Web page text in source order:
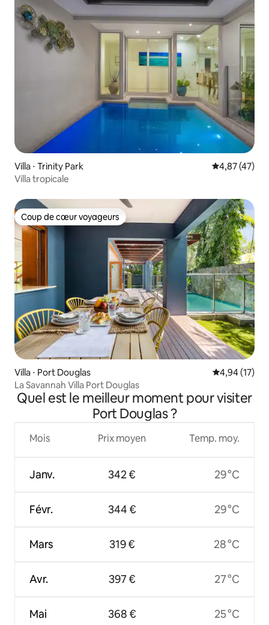
Villa ⋅ Trinity Park Évaluation
4,87 (47)
Villa tropicale
Coup de cœur voyageurs
Coup de cœur voyageurs
Villa ⋅ Port Douglas Évaluation
4,94 (17)
La Savannah Villa Port Douglas
Quel est le meilleur moment pour visiter
Port Douglas ?
Mois
Janv.
Févr.
Mars
Avr.
Mai
Prix moyen
342 €
344 €
319 €
397 €
368 €
Temp. moy.
29 °C
29 °C
28 °C
27 °C
25 °C